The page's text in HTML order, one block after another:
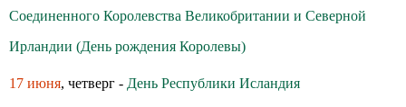
Соединенного Королевства Великобритании и Северной
Ирландии (День рождения Королевы)
17 июня, четверг - День Республики Исландия